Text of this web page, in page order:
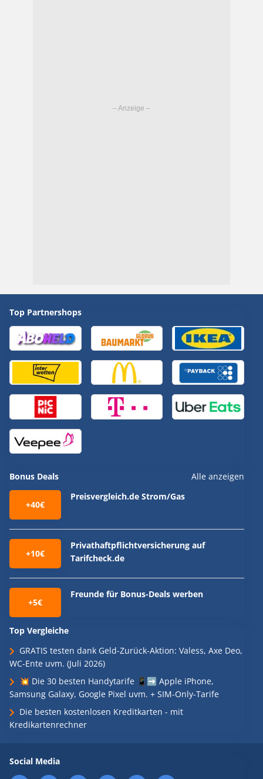
Top Partnershops
Bonus Deals Alle anzeigen
+40€
Preisvergleich.de Strom/Gas
+10€
Privathaftpflichtversicherung auf
Tarifcheck.de
+5€
Freunde für Bonus-Deals werben
Top Vergleiche
GRATIS testen dank Geld-Zurück-Aktion: Valess, Axe Deo,
WC-Ente uvm. (Juli 2026)
💥 Die 30 besten Handytarife 📱➡️ Apple iPhone,
Samsung Galaxy, Google Pixel uvm. + SIM-Only-Tarife
Die besten kostenlosen Kreditkarten - mit
Kredikartenrechner
Social Media